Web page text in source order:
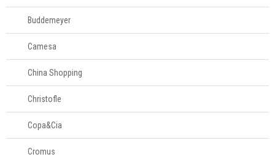
Panelas
Eletros
Mesa
Cama e banho
Móveis
Buddemeyer
Camesa
China Shopping
Christofle
Copa&Cia
Cromus